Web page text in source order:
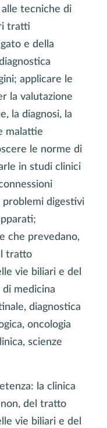
tecniche di
tratti
e della
applicare le
la valutazione
la diagnosi, la
malattie
le norme di
in studi clinici
digestivi
che prevedano,
tratto
vie biliari e del
medicina
diagnostica
oncologia
scienze
la clinica
del tratto
vie biliari e del